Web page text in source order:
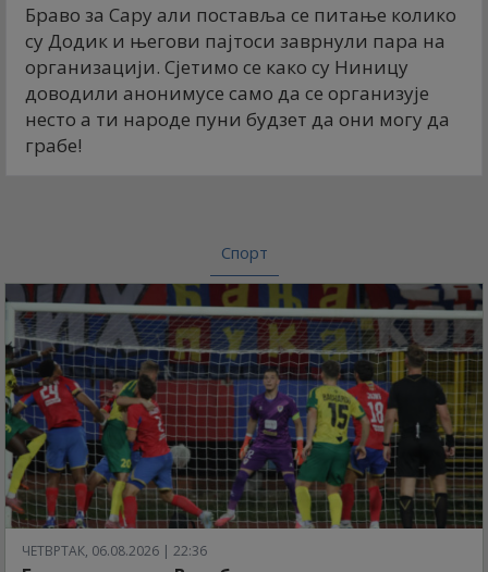
Браво за Сару али поставља се питање колико
су Додик и његови пајтоси заврнули пара на
организацији. Сјетимо се како су Ниницу
доводили анонимусе само да се организује
несто а ти народе пуни будзет да они могу да
грабе!
Спорт
ЧЕТВРТАК, 06.08.2026 | 22:36